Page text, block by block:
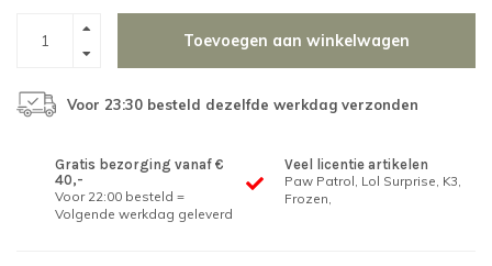
Toevoegen aan winkelwagen
Voor 23:30 besteld dezelfde werkdag verzonden
Gratis bezorging vanaf €
40,-
Voor 22:00 besteld =
Volgende werkdag geleverd
Veel licentie artikelen
Paw Patrol, Lol Surprise, K3,
Frozen,